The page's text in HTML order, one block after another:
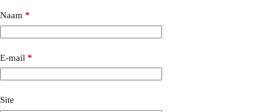
Naam *
E-mail *
Site